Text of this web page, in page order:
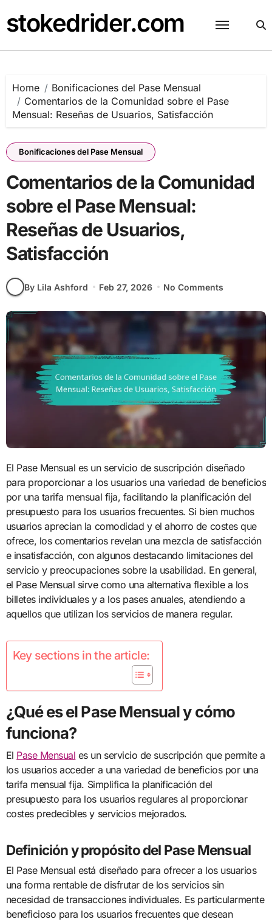
to
content
stokedrider.com
Home
Bonificaciones del Pase Mensual
Comentarios de la Comunidad sobre el Pase
Mensual: Reseñas de Usuarios, Satisfacción
Bonificaciones del Pase Mensual
Comentarios de la Comunidad
sobre el Pase Mensual:
Reseñas de Usuarios,
Satisfacción
By Lila Ashford Feb 27, 2026 No Comments
El Pase Mensual es un servicio de suscripción diseñado
para proporcionar a los usuarios una variedad de beneficios
por una tarifa mensual fija, facilitando la planificación del
presupuesto para los usuarios frecuentes. Si bien muchos
usuarios aprecian la comodidad y el ahorro de costes que
ofrece, los comentarios revelan una mezcla de satisfacción
e insatisfacción, con algunos destacando limitaciones del
servicio y preocupaciones sobre la usabilidad. En general,
el Pase Mensual sirve como una alternativa flexible a los
billetes individuales y a los pases anuales, atendiendo a
aquellos que utilizan los servicios de manera regular.
Key sections in the article:
¿Qué es el Pase Mensual y cómo
funciona?
El Pase Mensual es un servicio de suscripción que permite a
los usuarios acceder a una variedad de beneficios por una
tarifa mensual fija. Simplifica la planificación del
presupuesto para los usuarios regulares al proporcionar
costes predecibles y servicios mejorados.
Definición y propósito del Pase Mensual
El Pase Mensual está diseñado para ofrecer a los usuarios
una forma rentable de disfrutar de los servicios sin
necesidad de transacciones individuales. Es particularmente
beneficioso para los usuarios frecuentes que desean